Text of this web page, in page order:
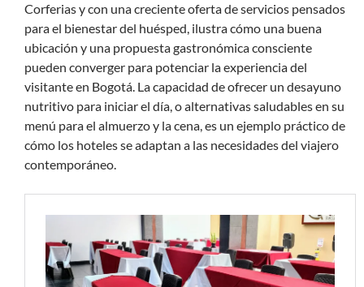
Corferias y con una creciente oferta de servicios pensados
para el bienestar del huésped, ilustra cómo una buena
ubicación y una propuesta gastronómica consciente
pueden converger para potenciar la experiencia del
visitante en Bogotá. La capacidad de ofrecer un desayuno
nutritivo para iniciar el día, o alternativas saludables en su
menú para el almuerzo y la cena, es un ejemplo práctico de
cómo los hoteles se adaptan a las necesidades del viajero
contemporáneo.